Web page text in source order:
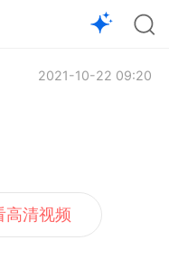
2021-10-22 09:20
高清视频